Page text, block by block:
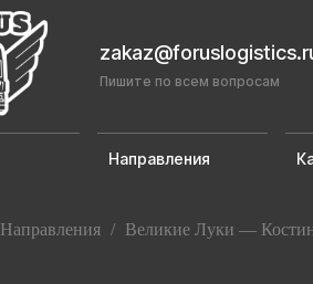
Пишите по всем вопросам
Направления
Направления / Великие Луки —